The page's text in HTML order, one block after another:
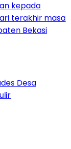
Desa